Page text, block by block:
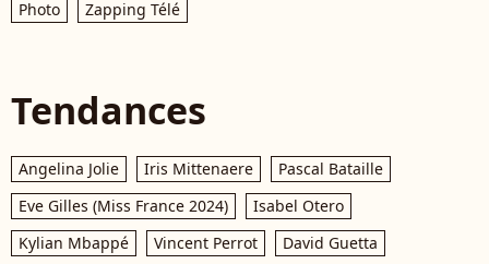
Photo
Zapping Télé
Tendances
Angelina Jolie Iris Mittenaere
Pascal Bataille
Eve Gilles (Miss France 2024)
Isabel Otero
Kylian Mbappé
Vincent Perrot David Guetta